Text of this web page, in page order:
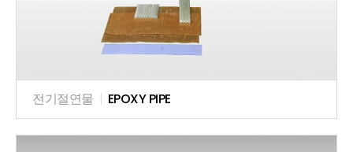
전기절연물 | EPOXY PIPE